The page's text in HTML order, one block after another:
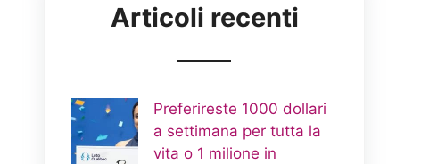
Articoli recenti
Preferireste 1000 dollari
a settimana per tutta la
vita o 1 milione in